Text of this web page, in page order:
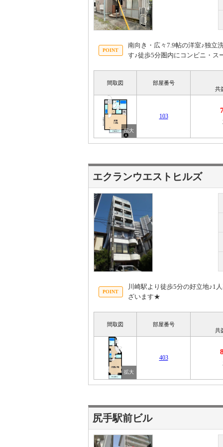
南向き・広々7.9帖の洋室♪独立
す♪徒歩5分圏内にコンビニ・
間取図
部屋番号
共
103
エクランウエストヒルズ
川崎駅より徒歩5分の好立地♪1
ざいます★
間取図
部屋番号
共
403
尻手駅前ビル